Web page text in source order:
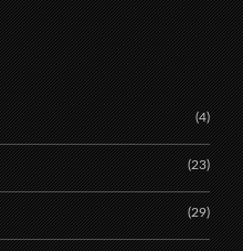
(4)
(23)
(29)